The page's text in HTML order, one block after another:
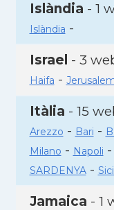
Islàndia - 1
Islàndia -
Israel - 3
Haifa -
Itàlia - 15
Arezzo - Bari -
Milano - Napoli -
SARDENYA-
Jamaica - 1